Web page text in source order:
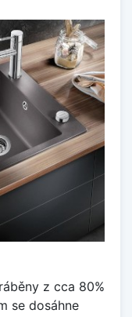
z cca 80%
se dosáhne